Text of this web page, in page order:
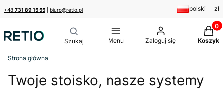
+48 731 89 15 55 biuro@retio.pl polski zł
Menu Zaloguj się Koszyk
Strona główna
Twoje stoisko, nasze systemy